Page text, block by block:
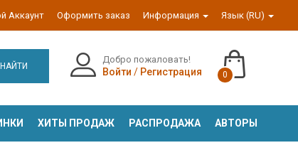
Аккаунт Оформить заказ Информация Язык (RU)
НАЙТИ
Добро пожаловать!
Войти / Регистрация 0
ХИТЫ ПРОДАЖ РАСПРОДАЖА АВТОРЫ